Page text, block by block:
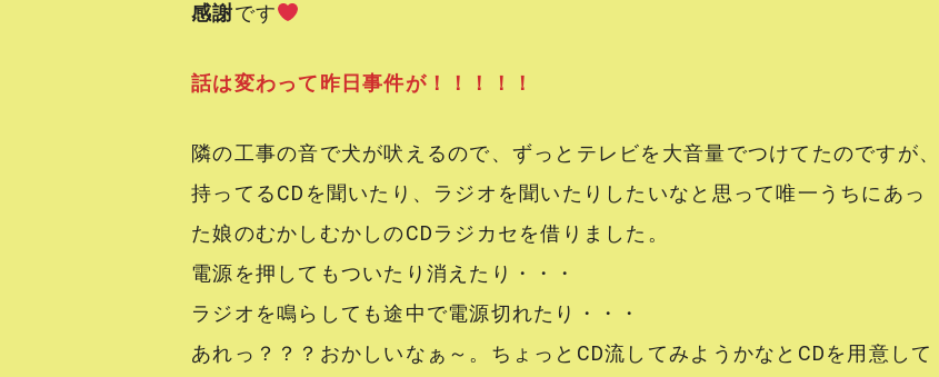
感謝です
話は変わって昨日事件が！！！！！
隣の工事の音で犬が吠えるので、ずっとテレビを大音量でつけてたのですが、
持ってるCDを聞いたり、ラジオを聞いたりしたいなと思って唯一うちにあっ
た娘のむかしむかしのCDラジカセを借りました。
電源を押してもついたり消えたり・・・
ラジオを鳴らしても途中で電源切れたり・・・
あれっ？？？おかしいなぁ～。ちょっとCD流してみようかなとCDを用意して